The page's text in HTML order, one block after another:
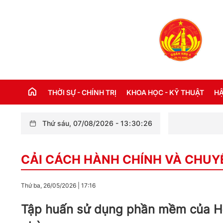
THỜI SỰ - CHÍNH TRỊ
THỜI SỰ QUỐC TẾ
KỶ NIỆM 110 NĂM NGÀY BÁC HỒ RA ĐI
KHOA HỌC - KỸ THUẬT
Thứ sáu, 07/08/2026 - 13:30:28 Hội thảo
CẢI CÁCH HÀNH CHÍNH VÀ
Thứ ba, 26/05/2026 17:16
Tập huấn sử dụng phần mềm của